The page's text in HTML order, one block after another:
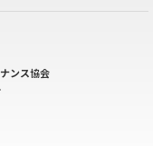
ンス協会